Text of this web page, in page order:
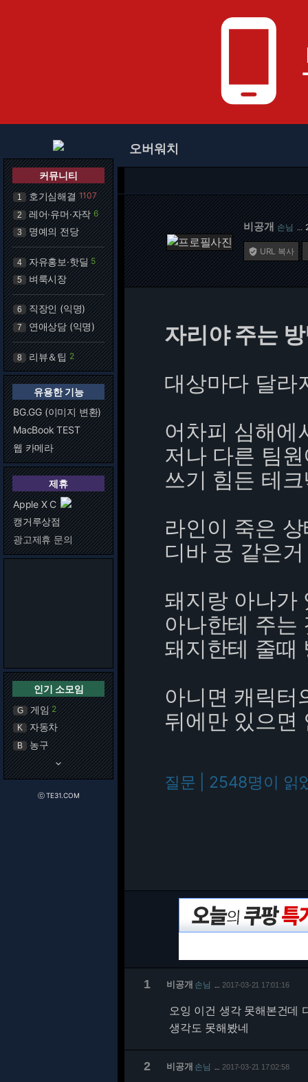
phone_android
커뮤니티
1 호기심해결 1107
2 레어·유머·자작 6
3 명예의 전당
4 자유홍보·핫딜 5
5 벼룩시장
6 직장인 (익명)
7 연애상담 (익명)
8 리뷰＆팁 2
유용한 기능
BG.GG (이미지 변환)
MacBook TEST
웹 카메라
제휴
Apple X C
캥거루상점
광고제휴 문의
인기 소모임
G 게임 2
K 자동차
B 농구
keyboard_arrow_down
ⓒ TE31.COM
오버워치
비공개 손님 …
 URL 복사
자리야 주는
대상마다 달라
어차피 심해에
저나 다른 팀
쓰기 힘든 테
라인이 죽은
디바 궁 같은
돼지랑 아나가
아나한테 주는
돼지한테 줄때
아니면 캐릭터
뒤에만 있으면
질문 | 2548명이 읽
1 비공개 손님 2017-03-21 17:01:16
오잉 이건 생각 못해본건데
생각도 못해봤네
2 비공개 손님 2017-03-21 17:02:58